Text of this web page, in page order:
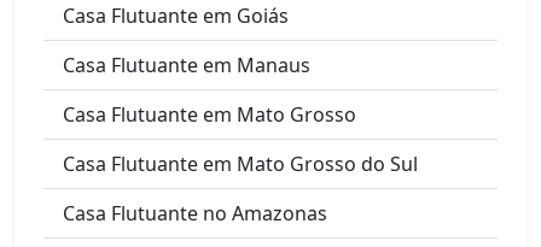
Casa Flutuante em Goiás
Casa Flutuante em Manaus
Casa Flutuante em Mato Grosso
Casa Flutuante em Mato Grosso do Sul
Casa Flutuante no Amazonas